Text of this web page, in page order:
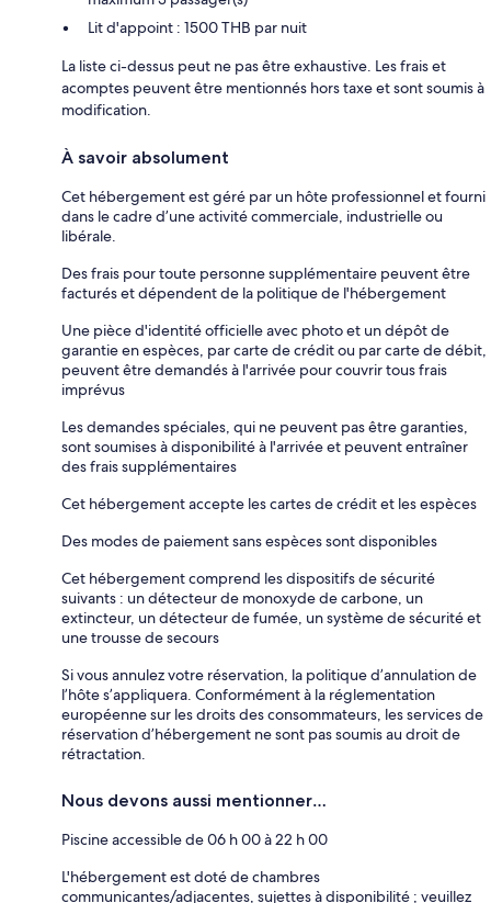
Lit d'appoint : 1500 THB par nuit
La liste ci-dessus peut ne pas être exhaustive. Les frais et
acomptes peuvent être mentionnés hors taxe et sont soumis à
modification.
À savoir absolument
Cet hébergement est géré par un hôte professionnel et fourni
dans le cadre d’une activité commerciale, industrielle ou
libérale.
Des frais pour toute personne supplémentaire peuvent être
facturés et dépendent de la politique de l'hébergement
Une pièce d'identité officielle avec photo et un dépôt de
garantie en espèces, par carte de crédit ou par carte de débit,
peuvent être demandés à l'arrivée pour couvrir tous frais
imprévus
Les demandes spéciales, qui ne peuvent pas être garanties,
sont soumises à disponibilité à l'arrivée et peuvent entraîner
des frais supplémentaires
Cet hébergement accepte les cartes de crédit et les espèces
Des modes de paiement sans espèces sont disponibles
Cet hébergement comprend les dispositifs de sécurité
suivants : un détecteur de monoxyde de carbone, un
extincteur, un détecteur de fumée, un système de sécurité et
une trousse de secours
Si vous annulez votre réservation, la politique d’annulation de
l’hôte s’appliquera. Conformément à la réglementation
européenne sur les droits des consommateurs, les services de
réservation d’hébergement ne sont pas soumis au droit de
rétractation.
Nous devons aussi mentionner…
Piscine accessible de 06 h 00 à 22 h 00
L'hébergement est doté de chambres
communicantes/adjacentes, sujettes à disponibilité ; veuillez